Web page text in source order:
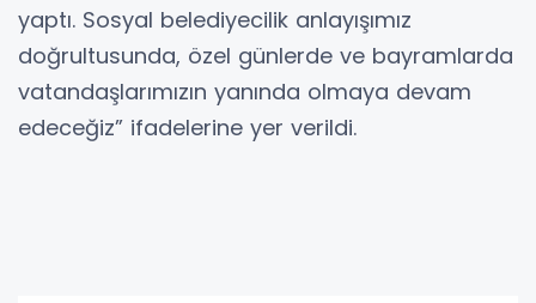
yaptı. Sosyal belediyecilik anlayışımız
doğrultusunda, özel günlerde ve bayramlarda
vatandaşlarımızın yanında olmaya devam
edeceğiz” ifadelerine yer verildi.